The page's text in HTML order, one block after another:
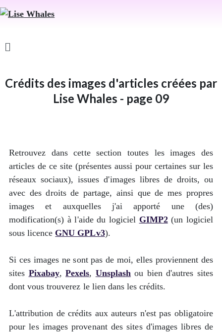
Crédits des images d'articles créées par
Lise Whales - page 09
Retrouvez dans cette section toutes les images des
articles de ce site (présentes aussi pour certaines sur les
réseaux sociaux), issues d'images libres de droits, ou
avec des droits de partage, ainsi que de mes propres
images et auxquelles j'ai apporté une (des)
modification(s) à l'aide du logiciel GIMP2(un logiciel
sous licence GNU GPLv3).
Si ces images ne sont pas de moi, elles proviennent des
sites Pixabay,Pexels, Unsplashou bien d'autres sites
dont vous trouverez le lien dans les crédits.
L'attribution de crédits aux auteurs n'est pas obligatoire
pour les images provenant des sites d'images libres de